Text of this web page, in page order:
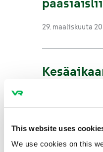
This website uses
We use cookies on this
29. maaliskuuta
23. maaliskuuta